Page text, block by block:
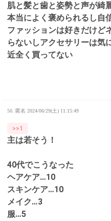
肌と髪と歯と姿勢と声が綺
本当によく褒められるし自
ファッションは好きだけど
らないしアクセサリーは気
近全く買ってない
50. 匿名 2024/06/29(土) 11:15:49
>>1
主は若そう！
40代でこうなった
ヘアケア…10
スキンケア…10
メイク…3
服…5